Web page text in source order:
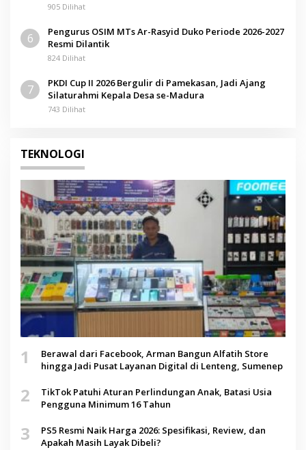
905 Dilihat
6
Pengurus OSIM MTs Ar-Rasyid Duko Periode 2026-2027
Resmi Dilantik
824 Dilihat
7
PKDI Cup II 2026 Bergulir di Pamekasan, Jadi Ajang
Silaturahmi Kepala Desa se-Madura
743 Dilihat
TEKNOLOGI
1
Berawal dari Facebook, Arman Bangun Alfatih Store
hingga Jadi Pusat Layanan Digital di Lenteng, Sumenep
2
TikTok Patuhi Aturan Perlindungan Anak, Batasi Usia
Pengguna Minimum 16 Tahun
3
PS5 Resmi Naik Harga 2026: Spesifikasi, Review, dan
Apakah Masih Layak Dibeli?